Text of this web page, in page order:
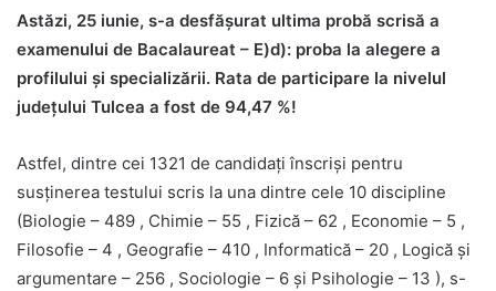
Astăzi, 25 iunie, s-a desfășurat ultima probă scrisă a
examenului de Bacalaureat – E)d): proba la alegere a
profilului și specializării. Rata de participare la nivelul
judeţului Tulcea a fost de 94,47 %!
Astfel, dintre cei 1321 de candidaţi înscrişi pentru
susţinerea testului scris la una dintre cele 10 discipline
(Biologie – 489 , Chimie – 55 , Fizică – 62 , Economie – 5 ,
Filosofie – 4 , Geografie – 410 , Informatică – 20 , Logică şi
argumentare – 256 , Sociologie – 6 şi Psihologie – 13 ), s-